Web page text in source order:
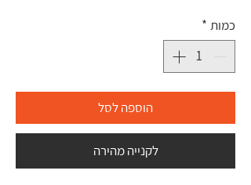
כמות *
הוספה לסל
לקנייה מהירה